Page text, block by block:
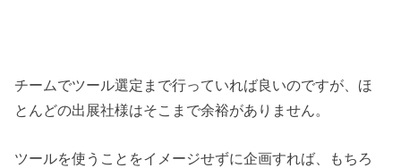
チームでツール選定まで行っていれば良いのですが、ほ
とんどの出展社様はそこまで余裕がありません。
ツールを使うことをイメージせずに企画すれば、もちろ